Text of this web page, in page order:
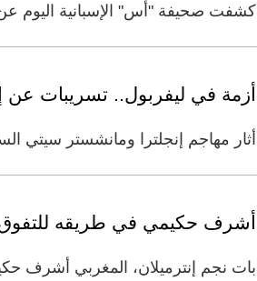
كشفت صحيفة "أس" الإسبانية اليوم عن
أزمة في ليفربول.. تسريبات عن
أثار مهاجم إنجلترا ومانشستر سيتي
أشرف حكيمي في طريقه
بات نجم إنترميلان، المغربي أشرف